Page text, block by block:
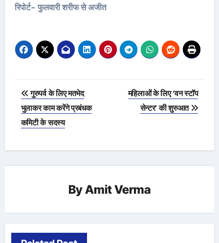
रिपोर्ट- फुलवारी शरीफ से अजीत
Post
navigation
गुरुपर्व के लिए मतभेद
भुलाकर काम करेंगे प्रबंधक
कमिटी के सदस्य
महिलाओं के लिए ‘वन स्टॉप
सेन्टर’ की शुरुआत
ByAmit Verma